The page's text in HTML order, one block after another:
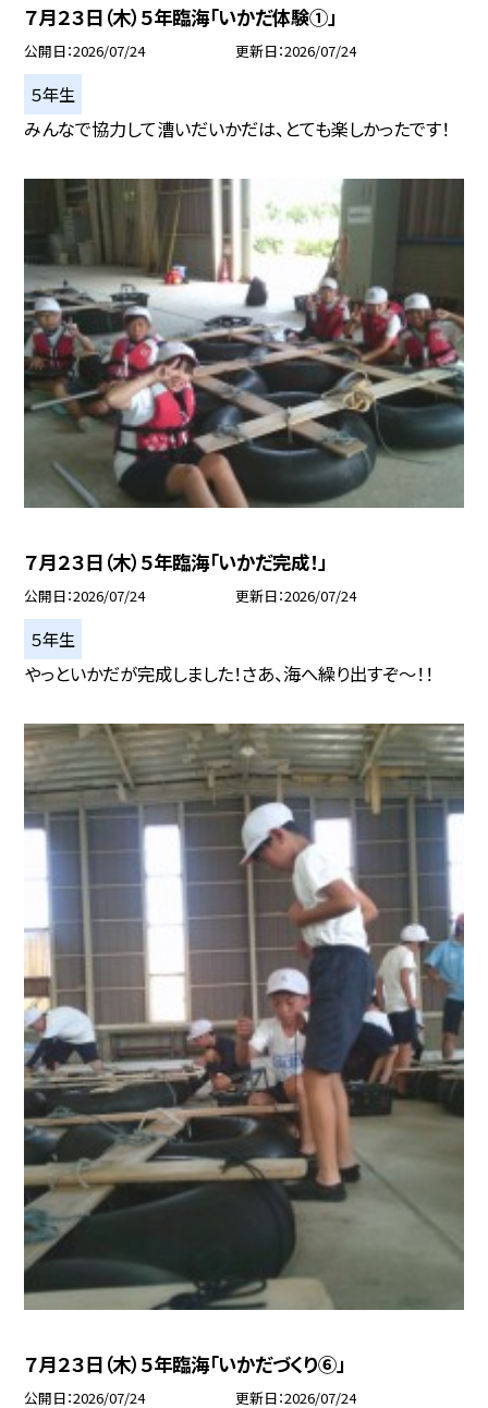
７月２３日（木）５年臨海「いかだ体験①」
公開日 2026/07/24 更新日 2026/07/24
５年生
みんなで協力して漕いだいかだは、とても楽しかったです！
７月２３日（木）５年臨海「いかだ完成！」
公開日 2026/07/24 更新日 2026/07/24
５年生
やっといかだが完成しました！さあ、海へ繰り出すぞ～！！
７月２３日（木）５年臨海「いかだづくり⑥」
公開日 2026/07/24 更新日 2026/07/24